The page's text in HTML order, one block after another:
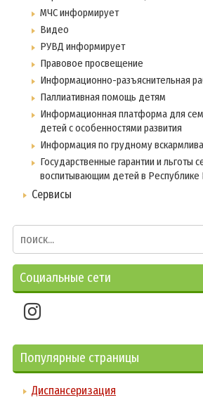
МЧС информирует
Видео
РУВД информирует
Правовое просвещение
Информационно-разъяснительная
Паллиативная помощь детям
Информационная платформа для
детей с особенностями развития
Информация по грудному
Государственные гарантии и льготы
воспитывающим детей в Республике
Сервисы
Социальные сети
Популярные страницы
Диспансеризация